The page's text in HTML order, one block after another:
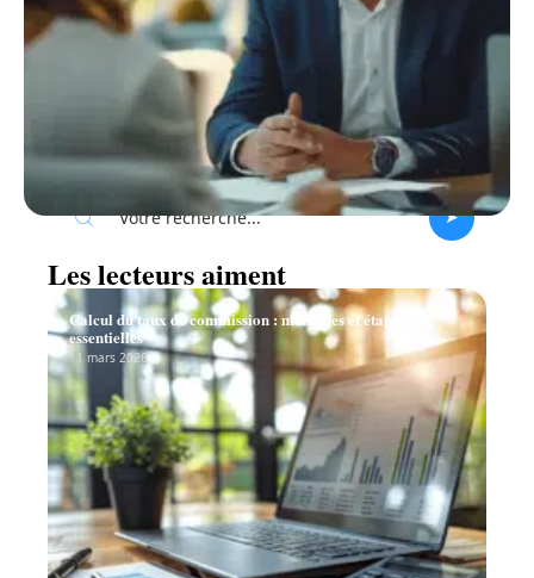
Recherche
Les lecteurs aiment
Calcul du taux de commission : méthodes et étapes
essentielles
11 mars 2026